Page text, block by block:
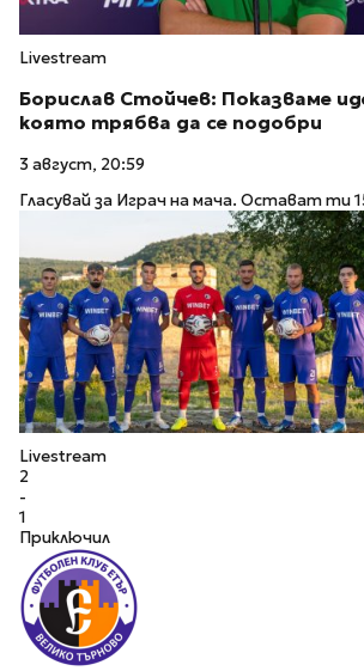
Livestream
Борислав Стойчев: Показваме
която трябва да се подобри
3 август, 20:59
Гласувай за Играч на мача. Остават ти
Livestream
2
-
1
Приключил